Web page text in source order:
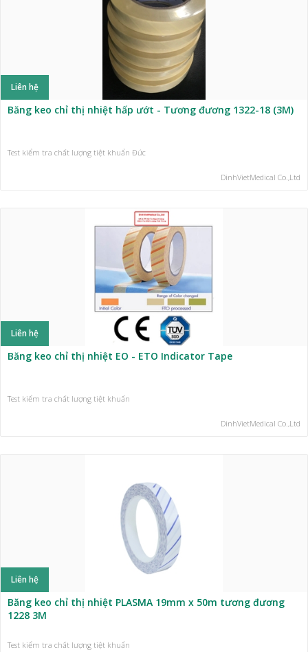
Liên hệ
Băng keo chỉ thị nhiệt hấp ướt - Tương đương 1322-18 (3M)
Test kiểm tra chất lượng tiệt khuẩn Đức
DinhVietMedical Co.,Ltd
Liên hệ
Băng keo chỉ thị nhiệt EO - ETO Indicator Tape
Test kiểm tra chất lượng tiệt khuẩn
DinhVietMedical Co.,Ltd
Liên hệ
Băng keo chỉ thị nhiệt PLASMA 19mm x 50m tương đương
1228 3M
Test kiểm tra chất lượng tiệt khuẩn